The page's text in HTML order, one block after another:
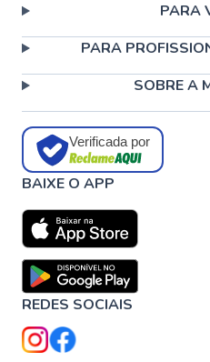
PARA
PARA
SOBRE A
Verificada por
BAIXE O APP
REDES SOCIAIS